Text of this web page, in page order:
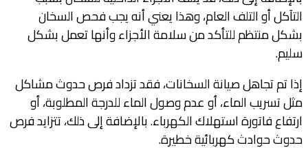
التآكل أو التلف العام، وهذا يعني أنه يجب فحص السخان
بشكل منتظم للتأكد من سلامة الأجزاء وأنها تعمل بشكل
سليم.
إذا تم تجاهل صيانة السخانات، فقد تزداد فرص حدوث مشاكل
مثل تسريب الماء، أو عدم وصول الماء للدرجة المطلوبة، أو
ارتفاع فاتورة استهلاك الكهرباء. بالإضافة إلى ذلك، تتزايد فرص
حدوث حوادث كهربائية خطيرة.